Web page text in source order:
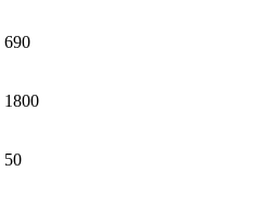
690
1800
50